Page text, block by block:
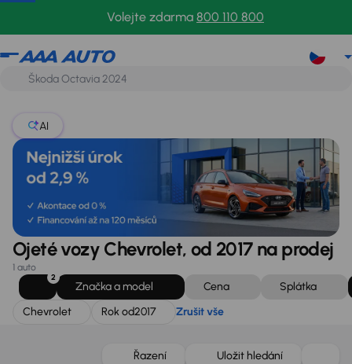
Volejte zdarma 800 110 800
Chevrolet
AI
Ojeté vozy Chevrolet, od 2017 na prodej
1 auto
2
Značka a model Cena
Splátka
Chevrolet
Rok od2017 Zrušit vše
Řazení Uložit hledání
Možnost odpočtu DPH